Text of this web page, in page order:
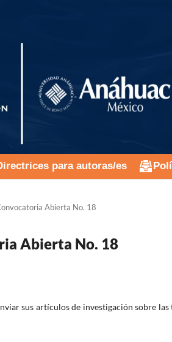
para autoras/es
Abierta No. 18
Abierta No. 18
sus artículos de investigación sobre